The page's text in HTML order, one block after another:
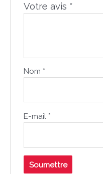
Votre avis *
Nom *
E-mail *